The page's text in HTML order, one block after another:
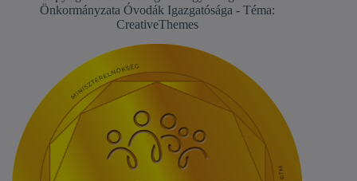
Önkormányzata Óvodák Igazgatósága - Téma:
CreativeThemes